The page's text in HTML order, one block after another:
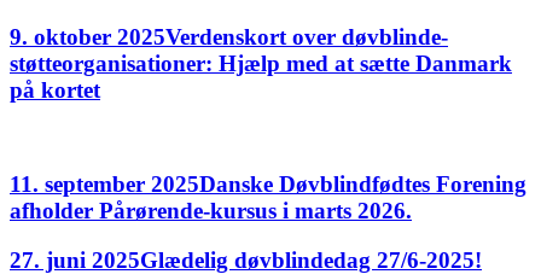
9. oktober 2025Verdenskort over døvblinde-
støtteorganisationer: Hjælp med at sætte Danmark
på kortet
11. september 2025Danske Døvblindfødtes Forening
afholder Pårørende-kursus i marts 2026.
27. juni 2025Glædelig døvblindedag 27/6-2025!